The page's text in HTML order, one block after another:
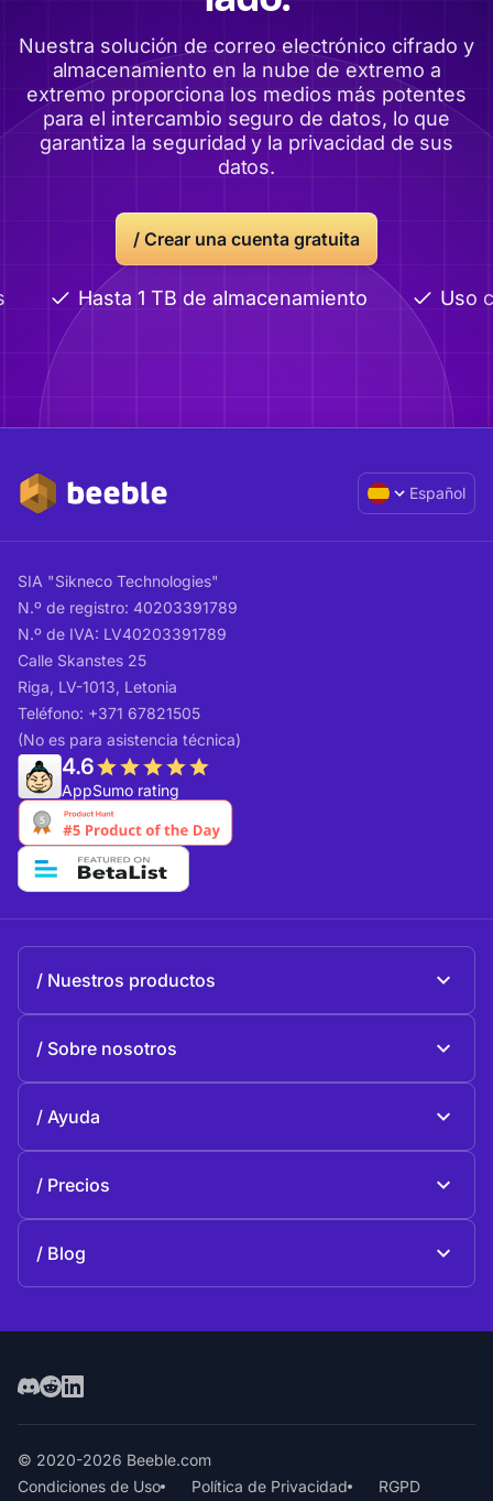
Nuestra solución de correo electrónico cifrado y
almacenamiento en la nube de extremo a
extremo proporciona los medios más potentes
para el intercambio seguro de datos, lo que
garantiza la seguridad y la privacidad de sus
datos.
/ Crear una cuenta gratuita
Hasta 1 TB de almacenamiento Uso
Español
SIA "Sikneco Technologies"
N.º de registro: 40203391789
N.º de IVA: LV40203391789
Calle Skanstes 25
Riga, LV-1013, Letonia
Teléfono: +371 67821505
(No es para asistencia técnica)
4.6
AppSumo rating
Nuestros productos
Sobre nosotros
Historia
Ayuda
Contactos
Precios
Blog
© 2020-2026 Beeble.com
Condiciones de Uso
Política de Privacidad RGPD